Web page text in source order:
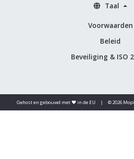
Voorwaarden
Beleid
Beveiliging & ISO
Taal
Gehost en gebouwd met ♥️ in de EU | © 2026